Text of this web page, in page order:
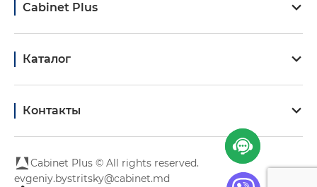
Cabinet Plus
Каталог
Контакты
Cabinet Plus © All rights reserved.
evgeniy.bystritsky@cabinet.md